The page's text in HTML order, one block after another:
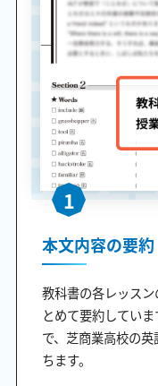
1
本文内容の要約
教科書の各レッス
とめて要約してい
で、芝商業高校の
ちます。